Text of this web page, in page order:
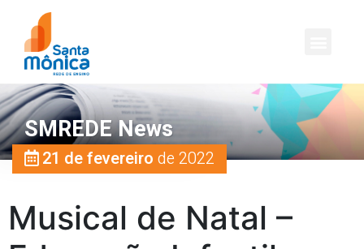
SMREDE News
21 de fevereiro de 2022
Musical de Natal –